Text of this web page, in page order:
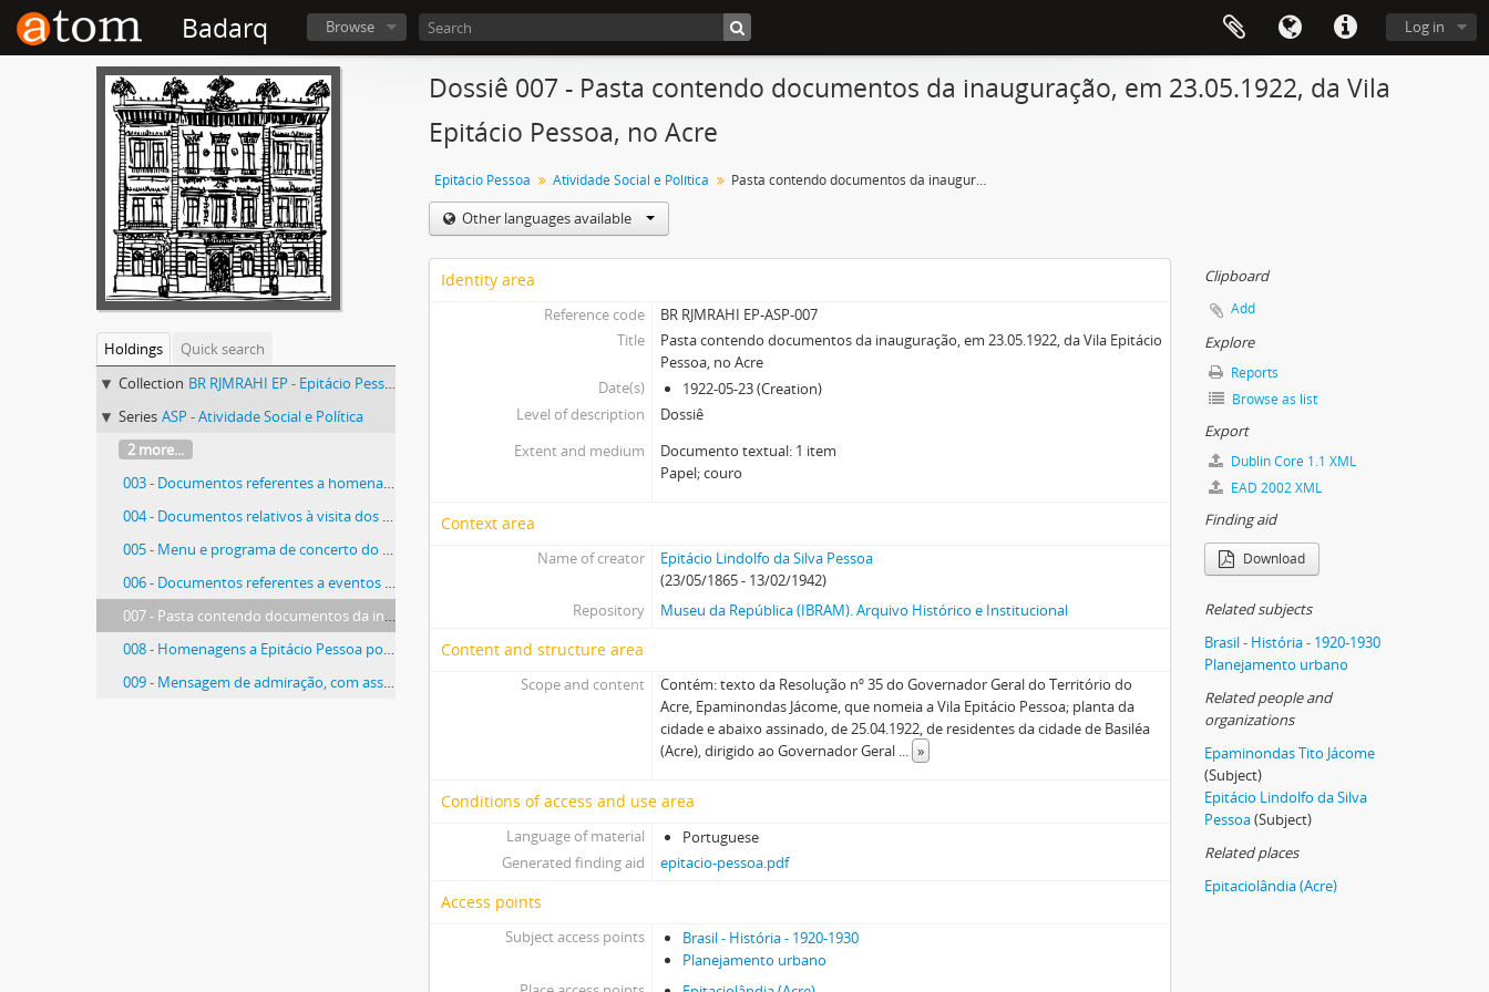
Badarq Browse Log in
Holdings
Quick search
Collection BR RJMRAHI EP - Epitácio Pessoa
Series ASP - Atividade Social e Política
2 more...
003 - Documentos referentes a homenagens prestadas ao Presidente Epitácio Pessoa
004 - Documentos relativos à visita dos reis da Bélgica - Albert I e Elisabeth - ao Brasil
005 - Menu e programa de concerto do jantar oferecido pelo Presidente Epitácio Pessoa e esposa ao Secretário de Estado dos Estados Unidos da América (EUA)
006 - Documentos referentes a eventos e homenagens comemorativas do Centenário da Independência do Brasil
007 - Pasta contendo documentos da inauguração, em 23.05.1922, da Vila Epitácio Pessoa, no Acre
008 - Homenagens a Epitácio Pessoa por ocasião de sua saída do Governo
009 - Mensagem de admiração, com assinaturas de amigos de Epitácio Pessoa, por ocasião do seu retorno ao Brasil
Dossiê 007 - Pasta contendo documentos da inauguração, em 23.05.1922, da Vila
Epitácio Pessoa, no Acre
Epitácio Pessoa Atividade Social e Política Pasta contendo documentos da inauguração, em 23.05.1922, da Vila Epitácio Pessoa, no Acre
Other languages available
Identity area
Reference code
BR RJMRAHI EP-ASP-007
Title
Pasta contendo documentos da inauguração, em 23.05.1922, da Vila Epitácio
Pessoa, no Acre
Date(s)
1922-05-23 (Creation)
Level of description
Dossiê
Extent and medium
Documento textual: 1 item
Papel; couro
Context area
Name of creator
Epitácio Lindolfo da Silva Pessoa
(23/05/1865 - 13/02/1942)
Repository
Museu da República (IBRAM). Arquivo Histórico e Institucional
Content and structure area
Scope and content
Contém: texto da Resolução nº 35 do Governador Geral do Território do
Acre, Epaminondas Jácome, que nomeia a Vila Epitácio Pessoa; planta da
cidade e abaixo assinado, de 25.04.1922, de residentes da cidade de Basiléa
(Acre), dirigido ao Governador Geral ... »
Conditions of access and use area
Language of material
Portuguese
Generated finding aid
epitacio-pessoa.pdf
Access points
Subject access points
Brasil - História - 1920-1930
Planejamento urbano
Clipboard
Add
Explore
Reports
Browse as list
Export
Dublin Core 1.1 XML
EAD 2002 XML
Finding aid
Download
Related subjects
Brasil - História - 1920-1930
Planejamento urbano
Related people and
organizations
Epaminondas Tito Jácome
(Subject)
Epitácio Lindolfo da Silva
Pessoa(Subject)
Related places
Epitaciolândia (Acre)